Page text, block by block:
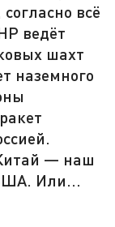
всё
ведёт
шахт
наземного
— наш
Или...